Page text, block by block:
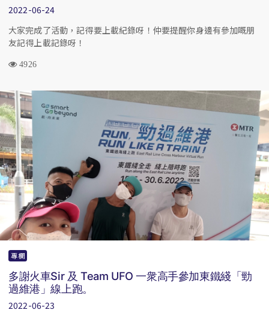
2022-06-24
大家完成了活動，記得要上載紀錄呀！仲要提醒你身邊有參加嘅朋
友記得上載記錄呀！
4926
專欄
多謝火車Sir 及 Team UFO 一衆高手參加東鐵綫「勁
過維港」線上跑。
2022-06-23